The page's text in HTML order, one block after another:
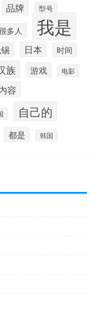
品牌 型号
多人 我是
日本 时间
族 游戏 电影
容
自己的
都是 韩国